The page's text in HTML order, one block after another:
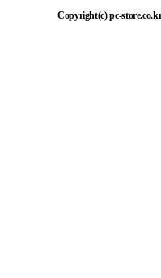
Copyright(c) pc-